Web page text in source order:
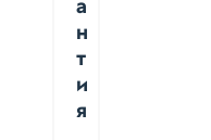
а
н
т
и
я